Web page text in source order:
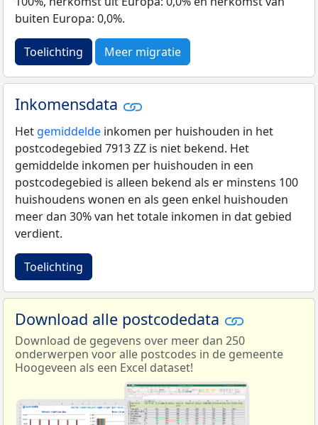
buiten Europa: 0,0%.
Toelichting Meer migratie
Inkomensdata
Het gemiddelde inkomen per huishouden in het
postcodegebied 7913 ZZ is niet bekend. Het
gemiddelde inkomen per huishouden in een
postcodegebied is alleen bekend als er minstens 100
huishoudens wonen en als geen enkel huishouden
meer dan 30% van het totale inkomen in dat gebied
verdient.
Toelichting
Download alle postcodedata
Download de gegevens over meer dan 250
onderwerpen voor alle postcodes in de gemeente
Hoogeveen als een Excel dataset!